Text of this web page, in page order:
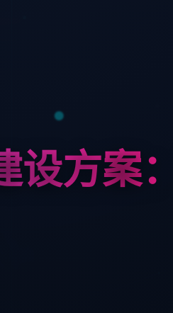
设方案